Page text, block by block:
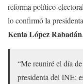
reforma político-
lo confirmó la
Kenia López Rabadán.
“Me reuniré el día
presidenta del INE;